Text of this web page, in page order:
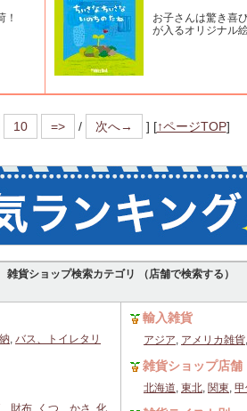
お子さんは驚き喜
が入るオリジナル絵
10 => / 次へ→ ] [↑ページTOP]
雑貨ショップ検索カテゴリ （店舗で検索する）
, バス、トイレタリ
輸入雑貨
アジア, アメリカ雑貨,
雑貨ショップ店舗
北海道, 東北, 関東, 甲